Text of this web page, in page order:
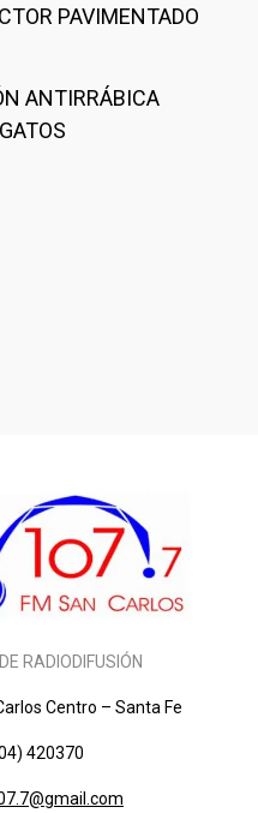
PAVIMENTADO
ANTIRRÁBICA
RADIODIFUSIÓN
Centro – Santa Fe
420370